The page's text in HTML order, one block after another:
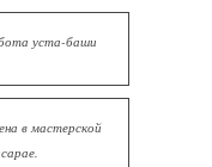
уста-баши
в мастерской